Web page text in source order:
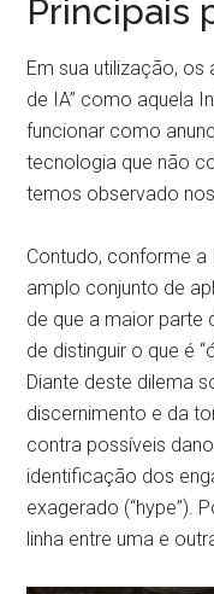
Principais
Em sua utilização,
de IA” como aquela
funcionar como
tecnologia que não
temos observado
Contudo, conforme a
amplo conjunto de
de que a maior parte
de distinguir o que é
Diante deste dilema
discernimento e da
contra possíveis
identificação dos
exagerado (“hype”).
linha entre uma e